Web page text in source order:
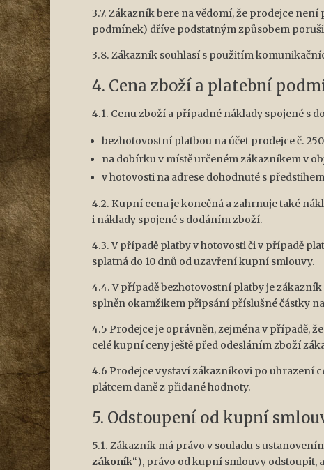
3.7. Zákazník bere na vědomí, že prodejce
podmínek) dříve podstatným způsobem
3.8. Zákazník souhlasí s použitím
4. Cena zboží a platební
4.1. Cenu zboží a případné náklady spojené s
bezhotovostní platbou na účet prodejce č.
na dobírku v místě určeném zákazníkem v
v hotovosti na adrese dohodnuté s
4.2. Kupní cena je konečná a zahrnuje také
i náklady spojené s dodáním zboží.
4.3. V případě platby v hotovosti či v případě
splatná do 10 dnů od uzavření kupní smlouvy.
4.4. V případě bezhotovostní platby je
splněn okamžikem připsání příslušné částky
4.5 Prodejce je oprávněn, zejména v případě,
celé kupní ceny ještě před odesláním zboží
4.6 Prodejce vystaví zákazníkovi po uhrazení
plátcem daně z přidané hodnoty.
5. Odstoupení od kupní
5.1. Zákazník má právo v souladu s
zákoník“), právo od kupní smlouvy odstoupit,